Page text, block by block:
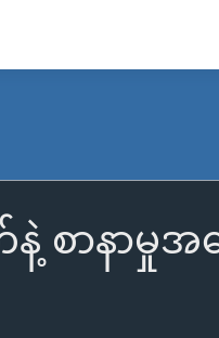
စာနာမှု